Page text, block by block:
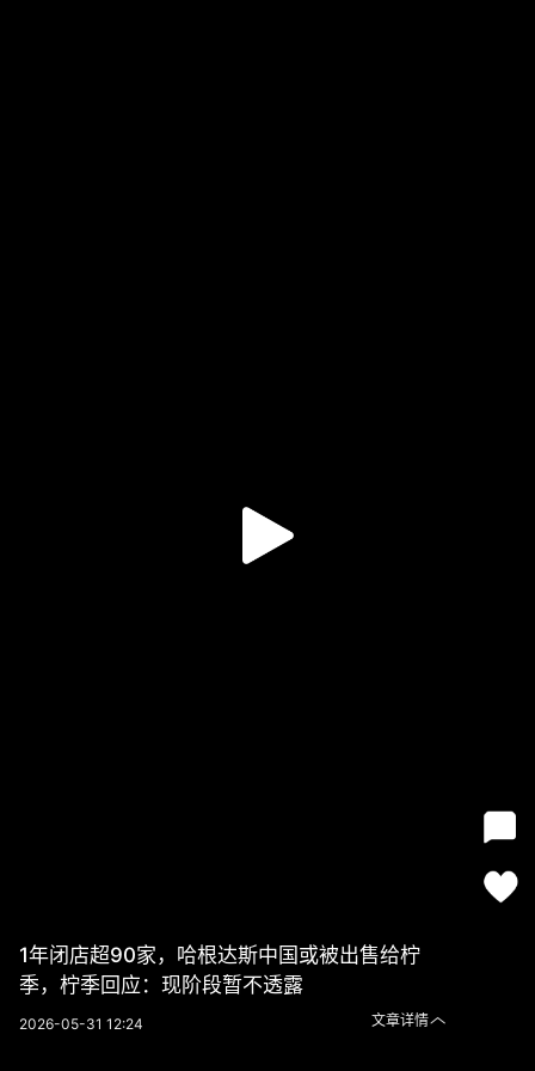
1年闭店超90家，哈根达斯中国或被出售给柠
季，柠季回应：现阶段暂不透露
2026-05-31 12:24 文章详情